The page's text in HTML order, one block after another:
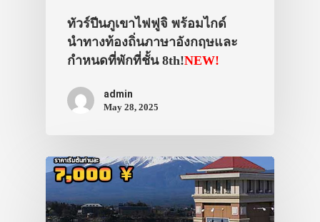
ทัวร์ปีนภูเขาไฟฟูจิ พร้อมไกด์
นำทางท้องถิ่นภาษาอังกฤษและ
กำหนดที่พักที่ชั้น 8th!NEW!
admin
May 28, 2025